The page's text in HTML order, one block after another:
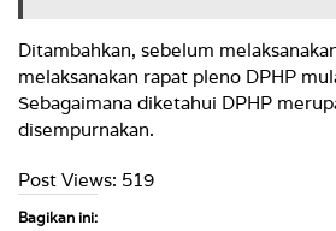
Ditambahkan, sebelum
melaksanakan rapat pleno DPHP
Sebagaimana diketahui DPHP
disempurnakan.
Post Views: 519
Bagikan ini: